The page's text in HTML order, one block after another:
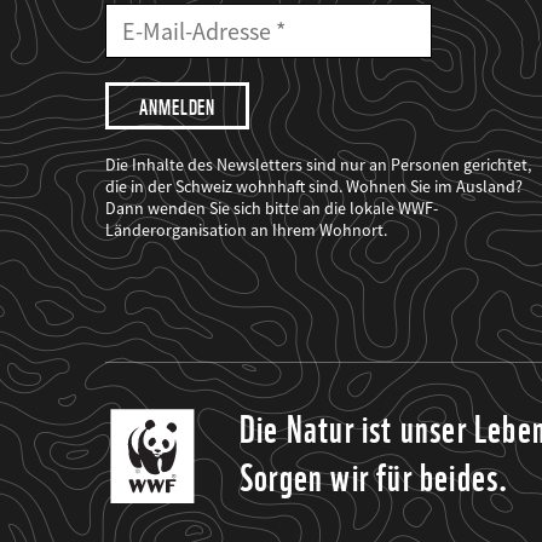
E-
Mailadresse
Mail
Adresse
Ich
möchte,
dass
der
WWF
mich
über
seine
Projekte
informiert.
Die Inhalte des Newsletters sind nur an Personen gerichtet,
die in der Schweiz wohnhaft sind. Wohnen Sie im Ausland?
Dann wenden Sie sich bitte an die lokale WWF-
Länderorganisation an Ihrem Wohnort.
Die Natur ist unser
Sorgen wir für beides.